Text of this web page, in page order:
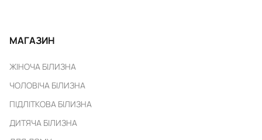
МАГАЗИН
ЖІНОЧА БІЛИЗНА
ЧОЛОВІЧА БІЛИЗНА
ПІДЛІТКОВА БІЛИЗНА
ДИТЯЧА БІЛИЗНА